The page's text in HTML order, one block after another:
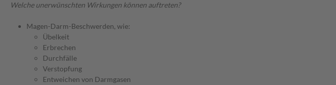
Welche unerwünschten Wirkungen können auftreten?
Magen-Darm-Beschwerden, wie:
Übelkeit
Erbrechen
Durchfälle
Verstopfung
Entweichen von Darmgasen